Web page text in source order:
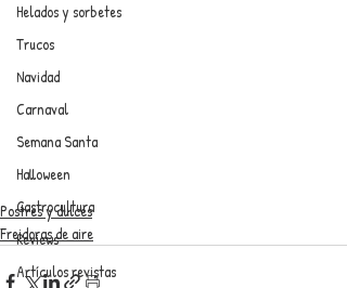
Helados y sorbetes
Trucos
Navidad
Carnaval
Semana Santa
Halloween
Gastrocultura
Reviews
Artículos revistas
Postres y dulces
Freidoras de aire